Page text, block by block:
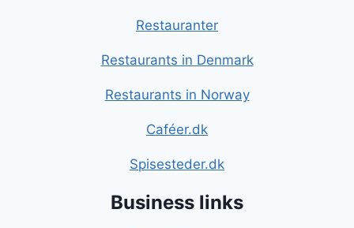
Restauranter
Restaurants in Denmark
Restaurants in Norway
Caféer.dk
Spisesteder.dk
Business links